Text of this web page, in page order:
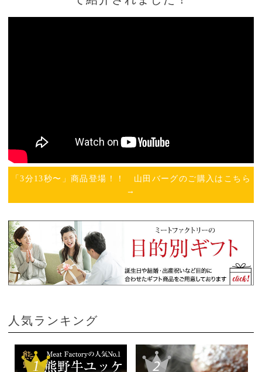
「3分13秒〜」商品登場！！ 山田バーグのご購入はこちら
→
人気ランキング